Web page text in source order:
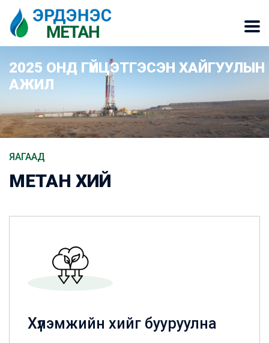
2025 ОНД ГҮЙЦЭТГЭСЭН ХАЙГУУЛЫН
АЖИЛ
ЯАГААД
МЕТАН ХИЙ
Хүлэмжийн хийг бууруулна